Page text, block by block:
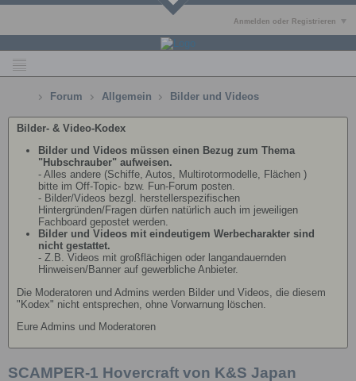
Anmelden oder Registrieren
Forum Allgemein Bilder und Videos
Bilder- & Video-Kodex
Bilder und Videos müssen einen Bezug zum Thema
"Hubschrauber" aufweisen.
- Alles andere (Schiffe, Autos, Multirotormodelle, Flächen )
bitte im Off-Topic- bzw. Fun-Forum posten.
- Bilder/Videos bezgl. herstellerspezifischen
Hintergründen/Fragen dürfen natürlich auch im jeweiligen
Fachboard gepostet werden.
Bilder und Videos mit eindeutigem Werbecharakter sind
nicht gestattet.
- Z.B. Videos mit großflächigen oder langandauernden
Hinweisen/Banner auf gewerbliche Anbieter.
Die Moderatoren und Admins werden Bilder und Videos, die diesem
"Kodex" nicht entsprechen, ohne Vorwarnung löschen.
Eure Admins und Moderatoren
SCAMPER-1 Hovercraft von K&S Japan